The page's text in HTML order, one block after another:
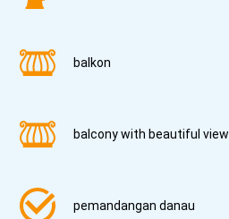
balkon
balcony with beautiful view
pemandangan danau